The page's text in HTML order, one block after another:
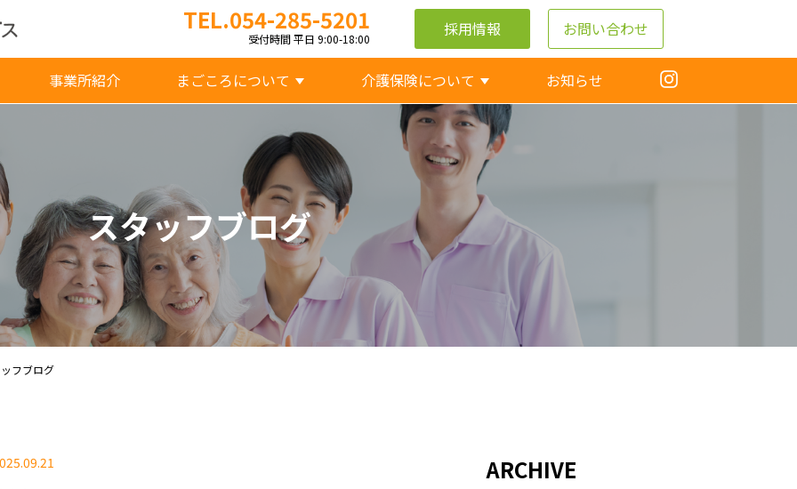
TEL.054-285-5201
受付時間 平日 9:00-18:00 採用情報 お問い合わせ
事業所紹介 まごころについて 介護保険について お知らせ
スタッフブログ
フブログ
ARCHIVE